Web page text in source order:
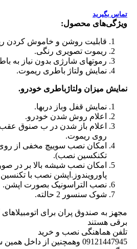
تماس بگیرید
ویژگی‌های محصول:
قابلیت روشن و خاموش کردن
ریموت تصویری رنگی.
رموتهای شارژی بدون نیاز به
نمایش ولتاژ باطری ریموت.
نمایش میزان ولتاژباطری خودرو.
نمایش قفل وباز دربها.
اعلام روش شدن خودرو.
اعلام باز شدن در ب صنوق عقب
روی ریموت.
امکان نصب سوییچ مخفی از
تکنکسین نصب).
امکان نصب شیشه بالا بر در
پاورویندوز.اپشن نصب با
نصب التراسونیک بصورت اپشن.
شوک سنسور 2 حالته.
مجهز به صندوق پران برای
برقی هستند
تلفن هماهنگی نصب و خرید
09121447945 وهمچنین از داخل